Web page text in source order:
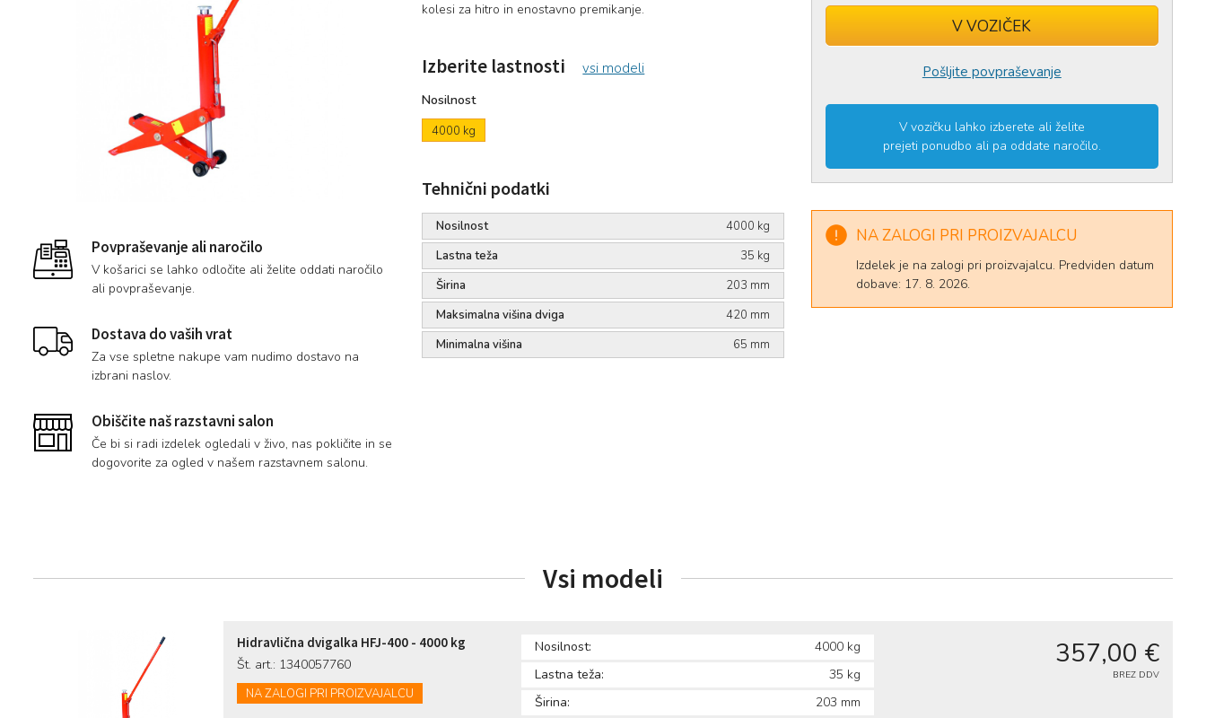
Povpraševanje ali naročilo
V košarici se lahko odločite ali želite oddati naročilo
ali povpraševanje.
Dostava do vaših vrat
Za vse spletne nakupe vam nudimo dostavo na
izbrani naslov.
Obiščite naš razstavni salon
Če bi si radi izdelek ogledali v živo, nas pokličite in se
dogovorite za ogled v našem razstavnem salonu.
kolesi za hitro in enostavno premikanje.
Izberite lastnosti vsi modeli
Nosilnost
4000 kg
Tehnični podatki
Nosilnost
4000 kg
Lastna teža
35 kg
Širina
203 mm
Maksimalna višina dviga
420 mm
Minimalna višina
65 mm
V VOZIČEK
Izdelek ste uspešno dodali v
Pošljite povpraševanje
V vozičku lahko izberete ali želite
prejeti ponudbo ali pa oddate naročilo.
NA ZALOGI PRI PROIZVAJALCU
Izdelek je na zalogi pri proizvajalcu. Predviden datum
dobave: 17. 8. 2026.
Vsi modeli
Hidravlična dvigalka HFJ-400 - 4000 kg
Št. art.: 1340057760
NA ZALOGI PRI PROIZVAJALCU
Nosilnost:
4000 kg
Lastna teža:
35 kg
Širina:
203 mm
357,00 €
BREZ DDV